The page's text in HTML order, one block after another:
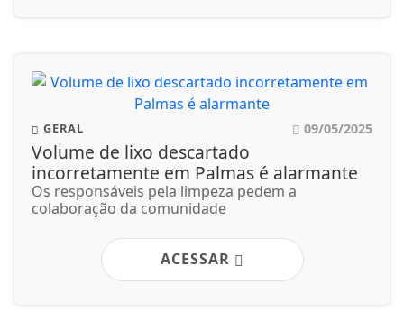
GERAL 09/05/2025
Volume de lixo descartado
incorretamente em Palmas é alarmante
Os responsáveis pela limpeza pedem a
colaboração da comunidade
ACESSAR